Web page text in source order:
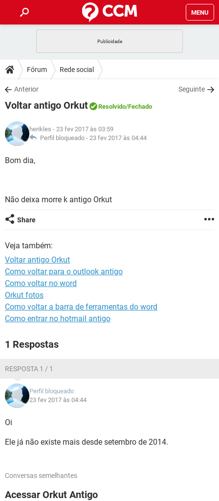
MENU
CELULAR
OUTLOOK
INSTAGRAM GMAIL
GUIA DE COMPRAS
DICAS
JOGOS
INSTAGRAM
GUIA DE COMPRAS
DOWNLOADS
JOGOS WHATSAPP
CELULAR
OUTLOOK EXCEL
INSTAGRAM
JOGOS
CELULAR
OUTLOOK
GUIA DE COMPRAS
GLOSSÁRIO
JOGOS
GUIA DE COMPRAS
Fórum Rede social
Anterior Seguinte
Voltar antigo Orkut Resolvido/Fechado
herikles - 23 fev 2017 às 03:59
Perfil bloqueado - 23 fev 2017 às 04:44
Bom dia,
Não deixa morre k antigo Orkut
Share
Veja também:
Voltar antigo Orkut
Como voltar para o outlook antigo
Como voltar no word
Orkut fotos
Como voltar a barra de ferramentas do word
Como entrar no hotmail antigo
1 Respostas
RESPOSTA 1 / 1
Perfil bloqueado
23 fev 2017 às 04:44
Oi
Ele já não existe mais desde setembro de 2014.
Conversas semelhantes
Acessar Orkut Antigo